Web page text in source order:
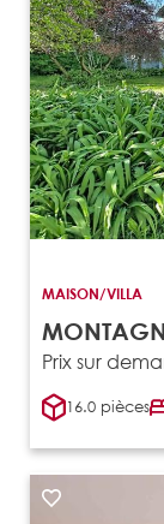
MAISON/VILLA
Prix sur
16.0 pièces